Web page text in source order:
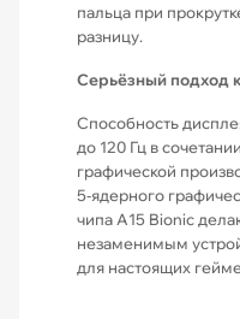
пальца при
разницу.
Серьёзный подход
Способность
до 120 Гц в
графической
5‑ядерного
чипа A15 Bionic
незаменимым
для настоящих